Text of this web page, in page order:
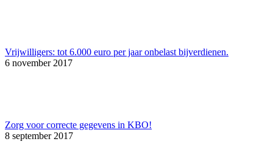
Vrijwilligers: tot 6.000 euro per jaar onbelast bijverdienen.
6 november 2017
Zorg voor correcte gegevens in KBO!
8 september 2017